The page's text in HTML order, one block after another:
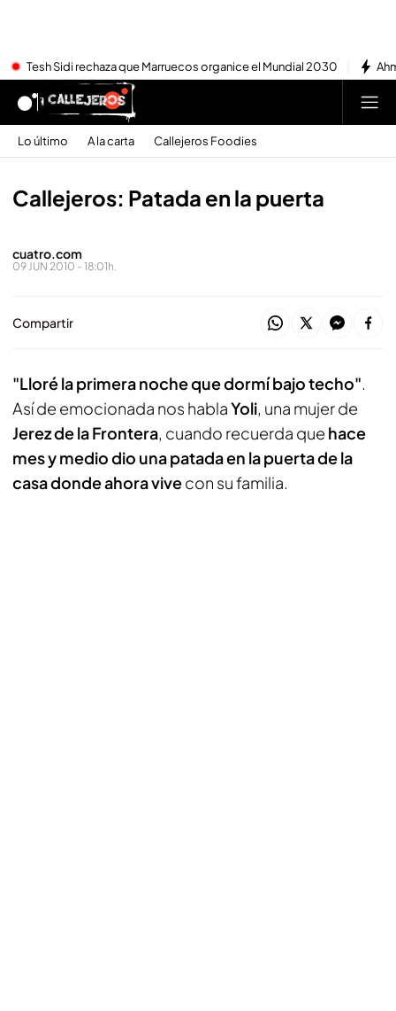
Tesh Sidi rechaza que Marruecos organice el Mundial 2030
Lo último A la carta Callejeros Foodies
Callejeros: Patada en la puerta
cuatro.com
09 JUN 2010 - 18:01h.
Compartir
"Lloré la primera noche que dormí bajo techo".
Así de emocionada nos hablaYoli, una mujer de
Jerez de la Frontera, cuando recuerda que hace
mes y medio dio una patada en la puerta de la
casa donde ahora vivecon su familia.